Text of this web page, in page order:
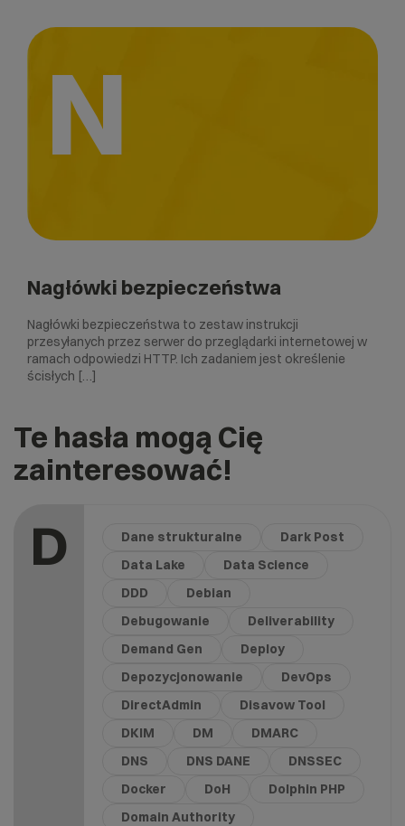
N
Nagłówki bezpieczeństwa
Nagłówki bezpieczeństwa to zestaw instrukcji
przesyłanych przez serwer do przeglądarki internetowej w
ramach odpowiedzi HTTP. Ich zadaniem jest określenie
ścisłych […]
Te hasła mogą Cię
zainteresować!
D Dane strukturalne
Dark Post
Data Lake
Data Science
DDD
Debian
Debugowanie
Deliverability
Demand Gen
Deploy
Depozycjonowanie
DevOps
DirectAdmin
Disavow Tool
DKIM
DM
DMARC
DNS
DNS DANE
DNSSEC
Docker
DoH
Dolphin PHP
Domain Authority